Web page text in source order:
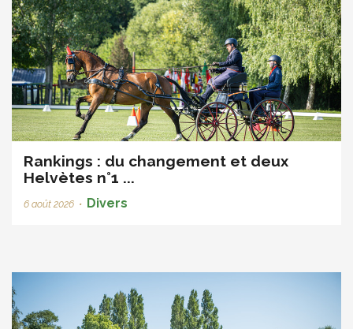
Rankings : du changement et deux
Helvètes n°1 ...
6 août 2026 • Divers